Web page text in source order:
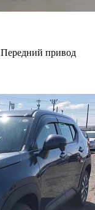
Передний привод